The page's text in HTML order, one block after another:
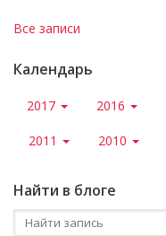
Все записи
Календарь
2017 2016
2011 2010
Найти в блоге